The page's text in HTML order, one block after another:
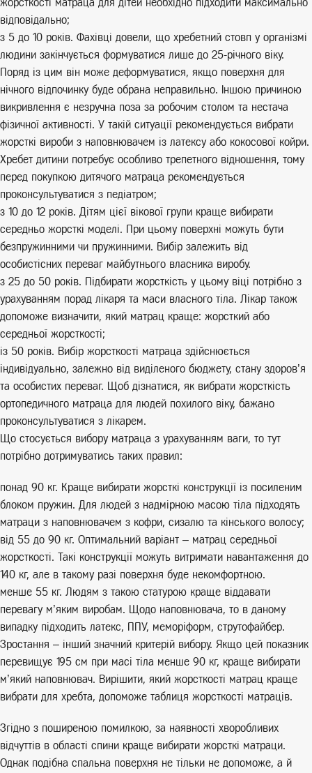
відповідально;
з 5 до 10 років. Фахівці довели, що хребетний стовп у організмі
людини закінчується формуватися лише до 25-річного віку.
Поряд із цим він може деформуватися, якщо поверхня для
нічного відпочинку буде обрана неправильно. Іншою причиною
викривлення є незручна поза за робочим столом та нестача
фізичної активності. У такій ситуації рекомендується вибрати
жорсткі вироби з наповнювачем із латексу або кокосової койри.
Хребет дитини потребує особливо трепетного відношення, тому
перед покупкою дитячого матраца рекомендується
проконсультуватися з педіатром;
з 10 до 12 років. Дітям цієї вікової групи краще вибирати
середньо жорсткі моделі. При цьому поверхні можуть бути
безпружинними чи пружинними. Вибір залежить від
особистісних переваг майбутнього власника виробу.
з 25 до 50 років. Підбирати жорсткість у цьому віці потрібно з
урахуванням порад лікаря та маси власного тіла. Лікар також
допоможе визначити, який матрац краще: жорсткий або
середньої жорсткості;
із 50 років. Вибір жорсткості матраца здійснюється
індивідуально, залежно від виділеного бюджету, стану здоров’я
та особистих переваг. Щоб дізнатися, як вибрати жорсткість
ортопедичного матраца для людей похилого віку, бажано
проконсультуватися з лікарем.
Що стосується вибору матраца з урахуванням ваги, то тут
потрібно дотримуватись таких правил:
понад 90 кг. Краще вибирати жорсткі конструкції із посиленим
блоком пружин. Для людей з надмірною масою тіла підходять
матраци з наповнювачем з кофри, сизалю та кінського волосу;
від 55 до 90 кг. Оптимальний варіант – матрац середньої
жорсткості. Такі конструкції можуть витримати навантаження до
140 кг, але в такому разі поверхня буде некомфортною.
менше 55 кг. Людям з такою статурою краще віддавати
перевагу м’яким виробам. Щодо наповнювача, то в даному
випадку підходить латекс, ППУ, меморіформ, струтофайбер.
Зростання – інший значний критерій вибору. Якщо цей показник
перевищує 195 см при масі тіла менше 90 кг, краще вибирати
м’який наповнювач. Вирішити, який жорсткості матрац краще
вибрати для хребта, допоможе таблиця жорсткості матраців.
Згідно з поширеною помилкою, за наявності хворобливих
відчуттів в області спини краще вибирати жорсткі матраци.
Однак подібна спальна поверхня не тільки не допоможе, а й